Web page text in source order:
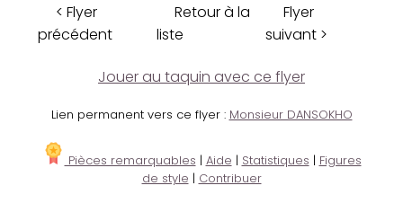
< Flyer
précédent
Retour à la
liste
Flyer
suivant >
Jouer au taquin avec ce flyer
Lien permanent vers ce flyer : Monsieur DANSOKHO
Pièces remarquables | Aide | Statistiques | Figures
de style | Contribuer